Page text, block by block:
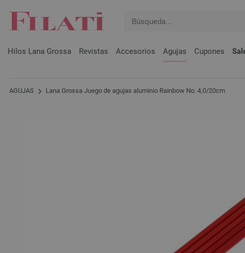
Hilos Lana Grossa Revistas Accesorios Agujas Cupones
AGUJAS Lana Grossa Juego de agujas aluminio Rainbow No. 4,0/20cm